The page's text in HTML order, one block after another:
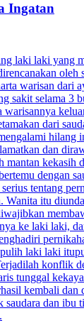
Ingatan
laki laki yang
oleh
warisan dari
sakit selama 3
warisannya
dari
hilang
dan
mantan kekasih
dengan
tentang
Wanita itu
ke laki laki,
laki laki
konflik
tunggal
kembali dan
saudara dan ibu